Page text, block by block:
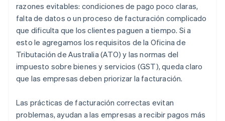
razones evitables: condiciones de pago poco claras,
falta de datos o un proceso de facturación complicado
que dificulta que los clientes paguen a tiempo. Si a
esto le agregamos los requisitos de la Oficina de
Tributación de Australia (ATO) y las normas del
impuesto sobre bienes y servicios (GST), queda claro
que las empresas deben priorizar la facturación.
Las prácticas de facturación correctas evitan
problemas, ayudan a las empresas a recibir pagos más